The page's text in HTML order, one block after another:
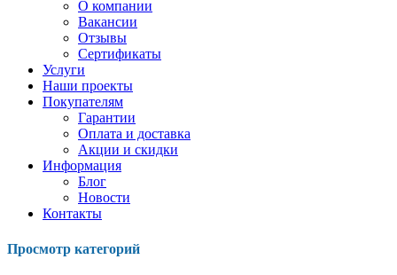
О компании
Вакансии
Отзывы
Сертификаты
Услуги
Наши проекты
Покупателям
Гарантии
Оплата и доставка
Акции и скидки
Информация
Блог
Новости
Контакты
Просмотр категорий